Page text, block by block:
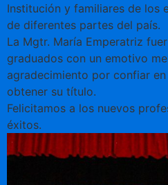
Institución y familiares de los
de diferentes partes del país.
La Mgtr. María Emperatriz
graduados con un emotivo
agradecimiento por confiar
obtener su título.
Felicitamos a los nuevos
éxitos.